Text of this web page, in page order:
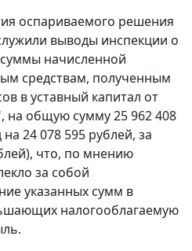
оспариваемого решения
выводы инспекции о
начисленной
средствам, полученным
в уставный капитал от
общую сумму 25 962 408
на 24 078 595 рублей, за
что, по мнению
за собой
указанных сумм в
налогооблагаемую